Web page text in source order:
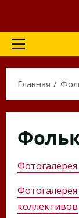
Основное
Главная
коллективов